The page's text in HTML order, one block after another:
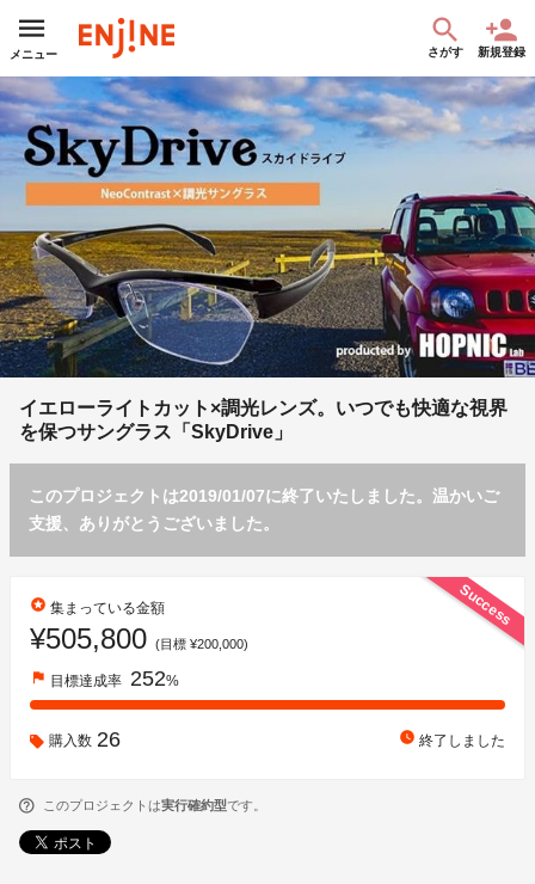
メニュー さがす 新規登録
イエローライトカット×調光レンズ。いつでも快適な視界
を保つサングラス「SkyDrive」
このプロジェクトは2019/01/07に終了いたしました。温かいご
支援、ありがとうございました。
Success
stars 集まっている金額
¥505,800 (目標 ¥200,000)
flag 目標達成率 252%
購入数 26 watch_later 終了しました
このプロジェクトは実行確約型です。